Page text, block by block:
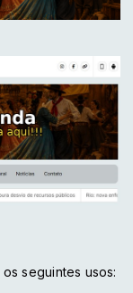
seguintes usos: